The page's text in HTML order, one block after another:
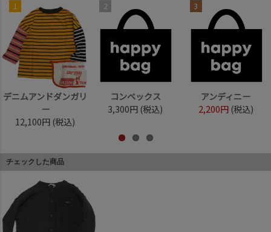
1
デニムアンドダンガリ
ー
12,100円 (税込)
2
コンベックス
3,300円 (税込)
3
アンディニー
2,200円 (税込)
チェックした商品